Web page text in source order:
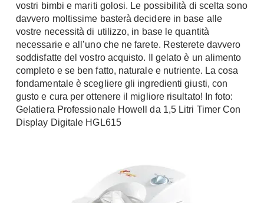
Divani
Divani moderni
Divani classici
Poltrone
Poltroncine
Divanoletto
Chaise Longue
Geotermia
Case in Legno
Case Prefabbricate
Fotovoltaico
Riciclo
Energie Rinnovabili
Bioedilizia
vostri bimbi e mariti golosi. Le possibilità di scelta sono
davvero moltissime basterà decidere in base alle
vostre necessità di utilizzo, in base le quantità
necessarie e all’uno che ne farete. Resterete davvero
soddisfatte del vostro acquisto. Il gelato è un alimento
completo e se ben fatto, naturale e nutriente. La cosa
fondamentale è scegliere gli ingredienti giusti, con
gusto e cura per ottenere il migliore risultato! In foto:
Gelatiera Professionale Howell da 1,5 Litri Timer Con
Display Digitale HGL615